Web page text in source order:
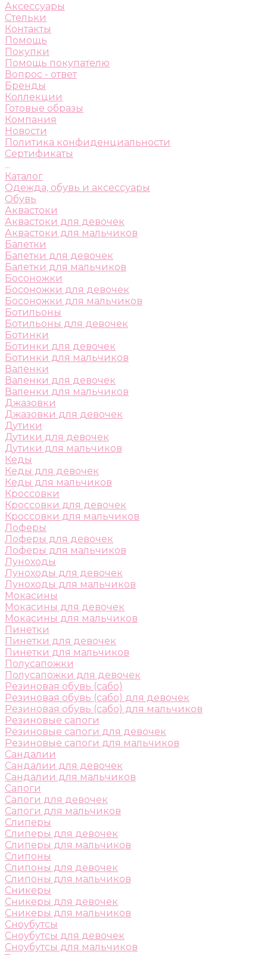
Аксессуары
Стельки
Контакты
Помощь
Покупки
Помощь покупателю
Вопрос - ответ
Бренды
Коллекции
Готовые образы
Компания
Новости
Политика конфиденциальности
Сертификаты
...
Каталог
Одежда, обувь и аксессуары
Обувь
Аквастоки
Аквастоки для девочек
Аквастоки для мальчиков
Балетки
Балетки для девочек
Балетки для мальчиков
Босоножки
Босоножки для девочек
Босоножки для мальчиков
Ботильоны
Ботильоны для девочек
Ботинки
Ботинки для девочек
Ботинки для мальчиков
Валенки
Валенки для девочек
Валенки для мальчиков
Джазовки
Джазовки для девочек
Дутики
Дутики для девочек
Дутики для мальчиков
Кеды
Кеды для девочек
Кеды для мальчиков
Кроссовки
Кроссовки для девочек
Кроссовки для мальчиков
Лоферы
Лоферы для девочек
Лоферы для мальчиков
Луноходы
Луноходы для девочек
Луноходы для мальчиков
Мокасины
Мокасины для девочек
Мокасины для мальчиков
Пинетки
Пинетки для девочек
Пинетки для мальчиков
Полусапожки
Полусапожки для девочек
Резиновая обувь (сабо)
Резиновая обувь (сабо) для девочек
Резиновая обувь (сабо) для мальчиков
Резиновые сапоги
Резиновые сапоги для девочек
Резиновые сапоги для мальчиков
Сандалии
Сандалии для девочек
Сандалии для мальчиков
Сапоги
Сапоги для девочек
Сапоги для мальчиков
Слиперы
Слиперы для девочек
Слиперы для мальчиков
Слипоны
Слипоны для девочек
Слипоны для мальчиков
Сникеры
Сникеры для девочек
Сникеры для мальчиков
Сноубутсы
Сноубутсы для девочек
Сноубутсы для мальчиков